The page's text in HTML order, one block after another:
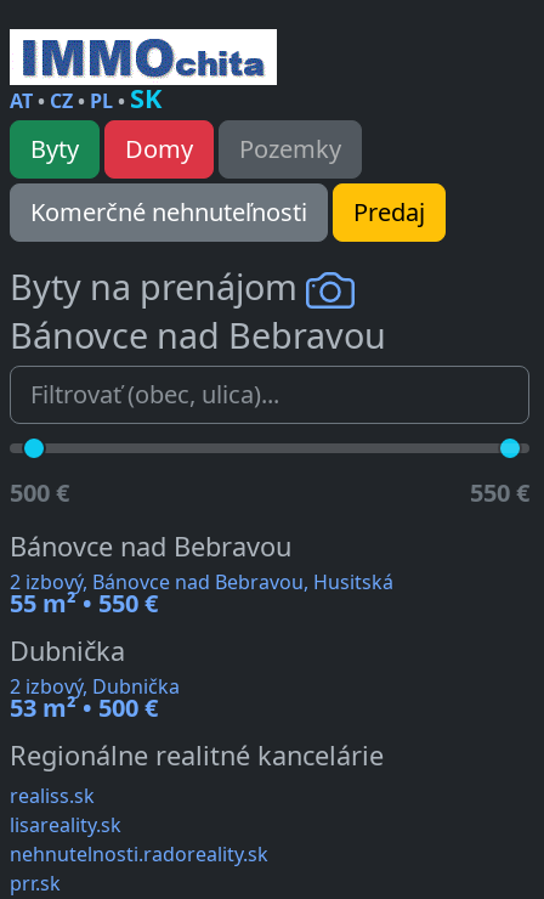
AT• CZ• PL• SK
Byty Domy
Pozemky
Komerčné nehnuteľnosti
Predaj
Byty na prenájom
Bánovce nad Bebravou
500 € 550 €
Bánovce nad Bebravou
2 izbový, Bánovce nad Bebravou, Husitská
55 m² • 550 €
Dubnička
2 izbový, Dubnička
53 m² • 500 €
Regionálne realitné kancelárie
realiss.sk
lisareality.sk
nehnutelnosti.radoreality.sk
prr.sk